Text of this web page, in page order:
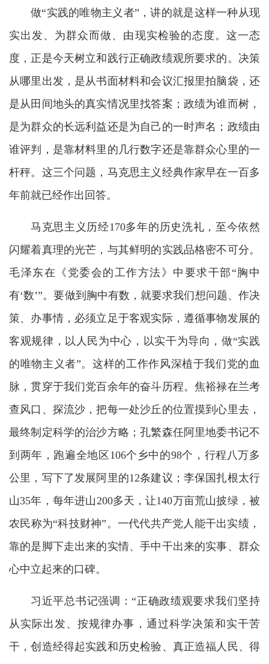
做“实践的唯物主义者”，讲的就是这样一种从现
实出发、为群众而做、由现实检验的态度。这一态
度，正是今天树立和践行正确政绩观所要求的。决策
从哪里出发，是从书面材料和会议汇报里拍脑袋，还
是从田间地头的真实情况里找答案；政绩为谁而树，
是为群众的长远利益还是为自己的一时声名；政绩由
谁评判，是靠材料里的几行数字还是靠群众心里的一
杆秤。这三个问题，马克思主义经典作家早在一百多
年前就已经作出回答。
马克思主义历经170多年的历史洗礼，至今依然
闪耀着真理的光芒，与其鲜明的实践品格密不可分。
毛泽东在《党委会的工作方法》中要求干部“胸中
有‘数’”。要做到胸中有数，就要求我们想问题、作决
策、办事情，必须立足于客观实际，遵循事物发展的
客观规律，以人民为中心，以实干为导向，做“实践
的唯物主义者”。这样的工作作风深植于我们党的血
脉，贯穿于我们党百余年的奋斗历程。焦裕禄在兰考
查风口、探流沙，把每一处沙丘的位置摸到心里去，
最终制定科学的治沙方略；孔繁森任阿里地委书记不
到两年，跑遍全地区106个乡中的98个，行程八万多
公里，写下了发展阿里的12条建议；李保国扎根太行
山35年，每年进山200多天，让140万亩荒山披绿，被
农民称为“科技财神”。一代代共产党人能干出实绩，
靠的是脚下走出来的实情、手中干出来的实事、群众
心中立起来的口碑。
习近平总书记强调：“正确政绩观要求我们坚持
从实际出发、按规律办事，通过科学决策和实干苦
干，创造经得起实践和历史检验、真正造福人民、得